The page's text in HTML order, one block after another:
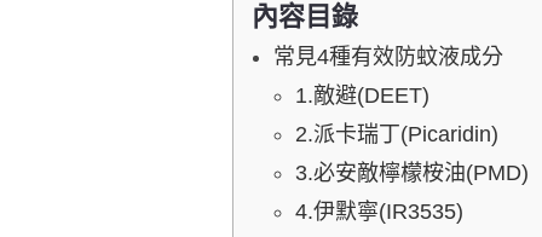
內容目錄
常見​4種有效防蚊液成分
1️.敵避(DEET)
2️.派卡瑞丁(Picaridin)
3️.必安敵檸檬桉油(PMD)
4️.伊默寧(IR3535)